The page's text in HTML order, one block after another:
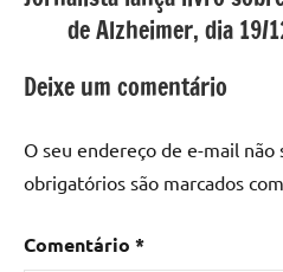
de Alzheimer, dia 19/
Deixe um comentário
O seu endereço de e-mail não
obrigatórios são marcados com
Comentário *